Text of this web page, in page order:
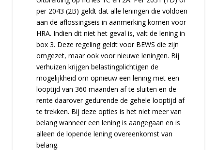
per 2043 (2B) geldt dat alle leningen die voldoen
aan de aflossingseis in aanmerking komen voor
HRA. Indien dit niet het geval is, valt de lening in
box 3. Deze regeling geldt voor BEWS die zijn
omgezet, maar ook voor nieuwe leningen. Bij
verhuizen krijgen belastingplichtigen de
mogelijkheid om opnieuw een lening met een
looptijd van 360 maanden af te sluiten en de
rente daarover gedurende de gehele looptijd af
te trekken. Bij deze opties is het niet meer van
belang wanneer een lening is aangegaan en is
alleen de lopende lening overeenkomst van
belang.